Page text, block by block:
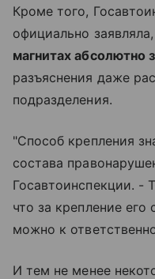
Кроме того,
официально
магнитах абсолютно
разъяснения даже
подразделения.
"Способ крепления
состава
Госавтоинспекции. -
что за крепление
можно к
И тем не менее